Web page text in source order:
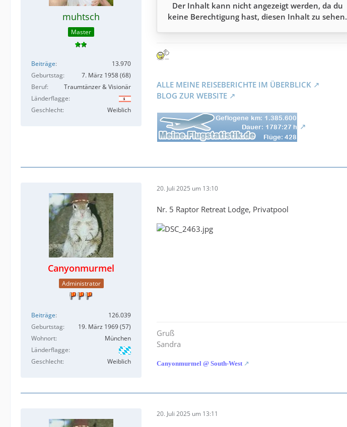
muhtsch
Master
Beiträge
13.970
Geburtstag
7. März 1958 (68)
Beruf
Traumtänzer & Visionär
Länderflagge
Geschlecht
Weiblich
Der Inhalt kann nicht angezeigt werden, da du
keine Berechtigung hast, diesen Inhalt zu sehen.
ALLE MEINE REISEBERICHTE IM ÜBERBLICK
BLOG ZUR WEBSITE
Canyonmurmel
Administrator
Beiträge
126.039
Geburtstag
19. März 1969 (57)
Wohnort
München
Länderflagge
Geschlecht
Weiblich
20. Juli 2025 um 13:10
Nr. 5 Raptor Retreat Lodge, Privatpool
Gruß
Sandra
Canyonmurmel @ South-West
20. Juli 2025 um 13:11